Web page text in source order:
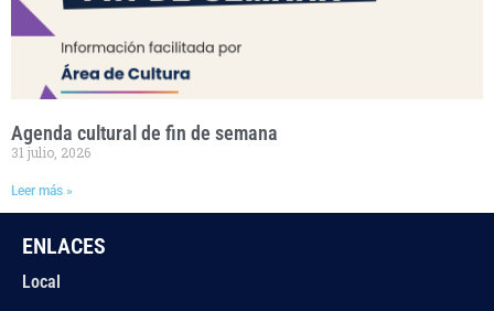
Agenda cultural de fin de semana
31 julio, 2026
Leer más »
ENLACES
Local